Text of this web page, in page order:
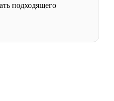
подходящего